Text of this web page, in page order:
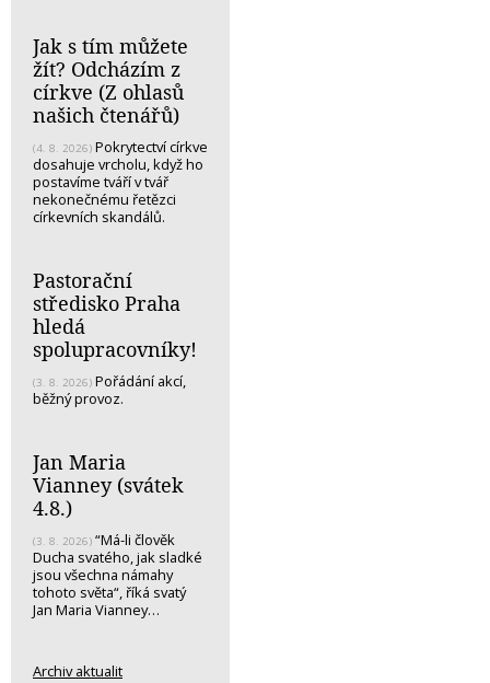
Jak s tím můžete
žít? Odcházím z
církve (Z ohlasů
našich čtenářů)
(4. 8. 2026) Pokrytectví církve
dosahuje vrcholu, když ho
postavíme tváří v tvář
nekonečnému řetězci
církevních skandálů.
Pastorační
středisko Praha
hledá
spolupracovníky!
(3. 8. 2026) Pořádání akcí,
běžný provoz.
Jan Maria
Vianney (svátek
4.8.)
(3. 8. 2026) “Má-li člověk
Ducha svatého, jak sladké
jsou všechna námahy
tohoto světa“, říká svatý
Jan Maria Vianney…
Archiv aktualit